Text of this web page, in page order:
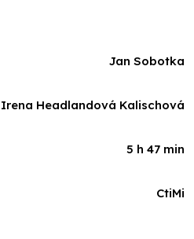
Jan Sobotka
Irena Headlandová Kalischová
5 h 47 min
CtiMi